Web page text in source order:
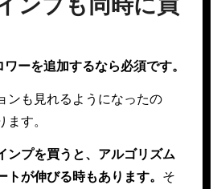
ーを追加するなら必須です。
ンも見れるようになったの
す。
ンプを買うと、アルゴリズム
が伸びる時もあります。 そ